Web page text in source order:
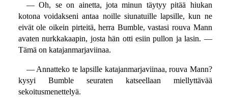
— Oh, se on ainetta, jota minun täytyy pitää hiukan
kotona voidakseni antaa noille siunatuille lapsille, kun ne
eivät ole oikein pirteitä, herra Bumble, vastasi rouva Mann
avaten nurkkakaapin, josta hän otti esiin pullon ja lasin. —
Tämä on katajanmarjaviinaa.
— Annatteko te lapsille katajanmarjaviinaa, rouva Mann?
kysyi Bumble seuraten katseellaan miellyttävää
sekoitusmenettelyä.